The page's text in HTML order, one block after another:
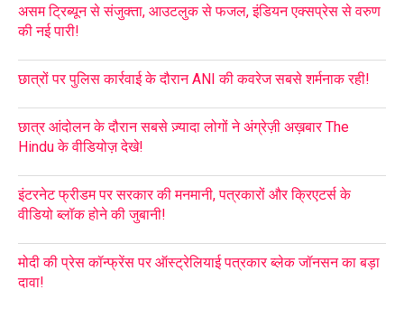
असम ट्रिब्यून से संजुक्ता, आउटलुक से फजल, इंडियन एक्सप्रेस से वरुण
की नई पारी!
छात्रों पर पुलिस कार्रवाई के दौरान ANI की कवरेज सबसे शर्मनाक रही!
छात्र आंदोलन के दौरान सबसे ज़्यादा लोगों ने अंग्रेज़ी अख़बार The
Hindu के वीडियोज़ देखे!
इंटरनेट फ्रीडम पर सरकार की मनमानी, पत्रकारों और क्रिएटर्स के
वीडियो ब्लॉक होने की जुबानी!
मोदी की प्रेस कॉन्फ्रेंस पर ऑस्ट्रेलियाई पत्रकार ब्लेक जॉनसन का बड़ा
दावा!